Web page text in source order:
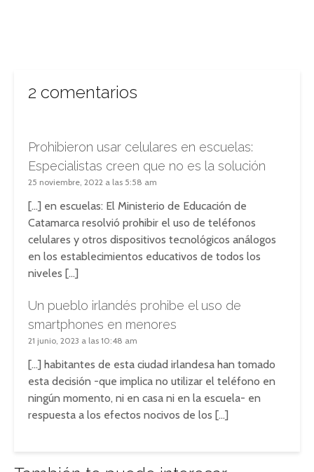
2 comentarios
Prohibieron usar celulares en escuelas:
Especialistas creen que no es la solución
25 noviembre, 2022 a las 5:58 am
[…] en escuelas: El Ministerio de Educación de
Catamarca resolvió prohibir el uso de teléfonos
celulares y otros dispositivos tecnológicos análogos
en los establecimientos educativos de todos los
niveles […]
Un pueblo irlandés prohibe el uso de
smartphones en menores
21 junio, 2023 a las 10:48 am
[…] habitantes de esta ciudad irlandesa han tomado
esta decisión -que implica no utilizar el teléfono en
ningún momento, ni en casa ni en la escuela- en
respuesta a los efectos nocivos de los […]